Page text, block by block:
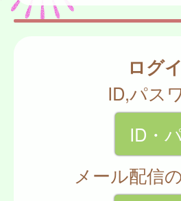
ログ
ID,パス
ID・
メール配信